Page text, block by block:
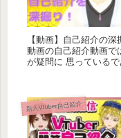
【動画】自己紹介の深
動画の自己紹介動画で
が疑問に 思っている
新人Vtuber自己紹介